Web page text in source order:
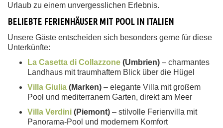
Urlaub zu einem unvergesslichen Erlebnis.
BELIEBTE FERIENHÄUSER MIT POOL IN ITALIEN
Unsere Gäste entscheiden sich besonders gerne für diese
Unterkünfte:
La Casetta di Collazzone (Umbrien) – charmantes
Landhaus mit traumhaftem Blick über die Hügel
Villa Giulia (Marken) – elegante Villa mit großem
Pool und mediterranem Garten, direkt am Meer
Villa Verdini (Piemont) – stilvolle Ferienvilla mit
Panorama-Pool und modernem Komfort